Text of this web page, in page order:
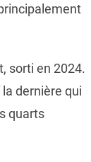
sorti en 2024.
dernière qui
quarts